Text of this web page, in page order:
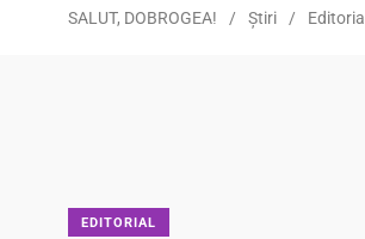
SALUT, DOBROGEA! / Ştiri / Editorial
EDITORIAL